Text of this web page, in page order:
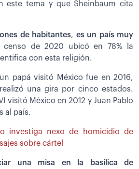
este tema y que Sheinbaum cita
de habitantes, es un país muy
censo de 2020 ubicó en 78% la
con esta religión.
papá visitó México fue en 2016,
una gira por cinco estados.
visitó México en 2012 y Juan Pablo
al país.
investiga nexo de homicidio de
sobre cártel
una misa en la basílica de